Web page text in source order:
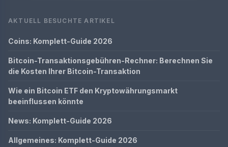
AKTUELL BESUCHTE ARTIKEL
Coins: Komplett-Guide 2026
Bitcoin-Transaktionsgebühren-Rechner: Berechnen Sie
die Kosten Ihrer Bitcoin-Transaktion
Wie ein Bitcoin ETF den Kryptowährungsmarkt
beeinflussen könnte
News: Komplett-Guide 2026
Allgemeines: Komplett-Guide 2026